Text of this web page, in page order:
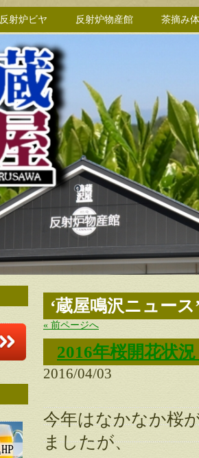
反射炉ビヤ 反射炉物産館 茶摘み
‘蔵屋鳴沢ニュース
« 前ページへ
2016年桜開花状
2016/04/03
今年はなかなか桜
ましたが、